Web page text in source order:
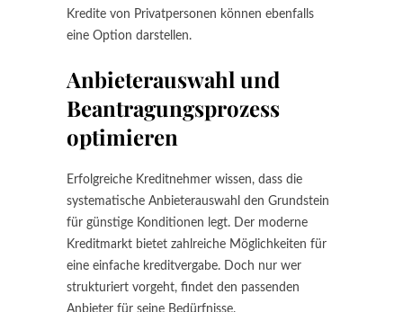
Kredite von Privatpersonen können ebenfalls
eine Option darstellen.
Anbieterauswahl und
Beantragungsprozess
optimieren
Erfolgreiche Kreditnehmer wissen, dass die
systematische Anbieterauswahl den Grundstein
für günstige Konditionen legt. Der moderne
Kreditmarkt bietet zahlreiche Möglichkeiten für
eine einfache kreditvergabe. Doch nur wer
strukturiert vorgeht, findet den passenden
Anbieter für seine Bedürfnisse.